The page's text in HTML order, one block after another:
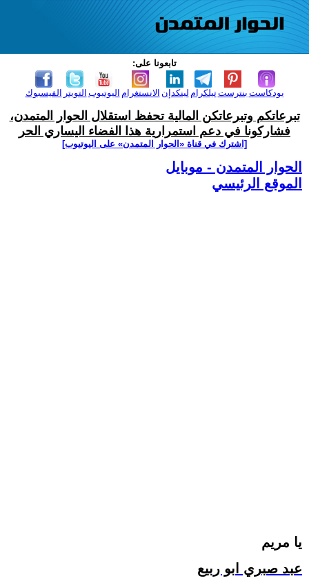
تابعونا على:
الفيسبوك التويتر اليوتيوب الانستغرام لينكدإن تيلكرامبنترست بودكاست
تبرعاتكم وتبرعاتكن المالية تحفظ استقلال الحوار المتمدن،
فشاركونا في دعم استمرارية هذا الفضاء اليساري الحر
[اشترك في قناة ‫«الحوار المتمدن» على اليوتيوب]
الحوار المتمدن - موبايل
الموقع الرئيسي
يا مريم
عبد صبري ابو ربيع